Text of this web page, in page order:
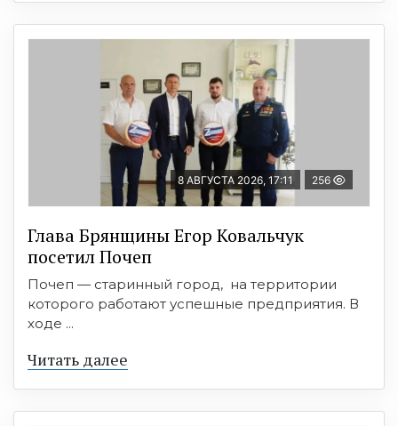
8 АВГУСТА 2026, 17:11 256
Глава Брянщины Егор Ковальчук
посетил Почеп
Почеп — старинный город, на территории
которого работают успешные предприятия. В
ходе ...
Читать далее